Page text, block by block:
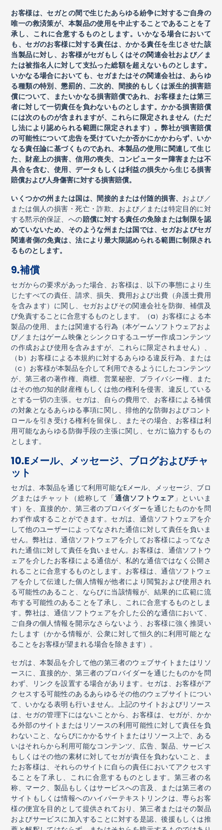
お客様は、セガとの間で生じたあらゆる紛争に対するご自身の
唯一の救済策が、本製品の使用を中止することであることを了
承し、これに合意するものとします。いかなる場合において
も、セガのお客様に対する責任は、かかる責任を生じさせた該
当製品に対し、お客様がセガもしくはその関連会社および／ま
たは被指名人に対して支払った総額を超えないものとします。
いかなる場合においても、セガまたはその関連会社は、あらゆ
る種類の特別、懲罰的、二次的、間接的もしくは派生的損害賠
償について、またいかなる損害賠償であれ、お客様または第三
者に対して一切責任を負わないものとします。かかる損害賠償
には次のものが含まれますが、これらに限定されません（ただ
し法により認められる範囲に限定されます）。弊社が損害賠償
の可能性について忠告を受けていたか否かにかかわらず、いか
なる責任論に基づくものであれ、本製品の使用に関連して生じ
た、財産上の損害、信用の喪失、コンピューター障害または不
具合を含む、使用、データもしくは利益の損失から生じる損害
賠償および人身傷害に対する損害賠償。
いくつかの州または国は、間接的または付随的損害、 および／
または個人の損害・死亡・詐欺、および／または特定目的に対
する黙示的保証、への賠償に対する責任の免除または制限を認
めていないため、そのような州または国では、セガおよびセガ
関連者側の免責は、法により最大限認められる範囲に制限され
るものとします。
9.補償
セガからの要求があった場合、お客様は、以下の事態により生
じたすべての責任、請求、損失、費用および出費（弁護士費用
を含みます）に関し、セガおよびその関連会社を防御、補償及
び免責することに合意するものとします。（a）お客様による本
製品の使用、または関連する行為（本ゲームソフトウェアおよ
び／またはゲーム映像とシンクロするユーザー作成コンテンツ
の作成および使用を含みますが、これらに限定されません）、
（ b）お客様による本規約に対するあらゆる違反行為、または
（c ）お客様が本製品を介して利用できるようにしたコンテンツ
が、第三者の著作権、商標、営業秘密、プライバシー権、また
はその他の知的財産権もしくは他の権利を侵害、違反している
とする一切の主張。セガは、自らの費用で、お客様による補償
の対象となるあらゆる事項に関し、排他的な防御およびコント
ロールを引き受ける権利を留保し、またその場合、お客様は利
用可能なあらゆる防御手段の主張に関し、セガに協力するもの
とします。
10.Eメール、メッセージ、ブログおよびチャ
ット
セガは、本製品を通じて利用可能なEメール、メッセージ、ブロ
グまたはチャット（総称して「通信ソフトウェア」といいま
す）を、直接的か、第三者のプロバイダーを通じたものかを問
わず作成することができます。セガは、通信ソフトウェアを介
して他のユーザーによってなされた通信に対して責任を負いま
せん。弊社は、通信ソフトウェアを介してお客様によってなさ
れた通信に対して責任を負いません。お客様は、通信ソフトウ
ェアを介したお客様による通信が、私的な通信ではなく公開さ
れることに合意するものとします。お客様は、通信ソフトウェ
アを介して伝達した個人情報が他者により閲覧および使用され
る可能性のあること、ならびに当該情報が、結果的に広範に流
布する可能性のあることを了承し、これに合意するものとしま
す。弊社は、通信ソフトウェアを介した公的な通信において、
ご自身の個人情報を開示なさらないよう、お客様に強く推奨い
たします（かかる情報が、公衆に対して恒久的に利用可能とな
ることをお客様が望まれる場合を除きます）。
セガは、本製品を介して他の第三者のウェブサイトまたはリソ
ースに、直接的か、第三者のプロバイダーを通じたものかを問
わず、リンクを設置する場合があります。セガは、お客様がア
クセスする可能性のあるあらゆるその他のウェブサイトについ
て、いかなる表明も行いません。上記のサイトおよびリソース
は、セガの管理下にはないことから、お客様は、セガが、かか
る外部のサイトまたはリソースの利用可能性に対して責任を負
わないこと、ならびにかかるサイトまたはリソース上で、ある
いはそれらから利用可能なコンテンツ、広告、製品、サービス
もしくはその他の素材に対してセガが責任を負わないこと、ま
たお客様は、それらのサイトに自らの責任においてアクセスす
ることを了承し、これに合意するものとします。第三者の名
称、マーク、製品もしくはサービスへの言及、または第三者の
サイトもしくは情報へのハイパーテキストリンクは、専らお客
様の便宜を目的として提供されており、第三者またはその製品
およびサービスに加入することに対する是認、後援もしくは推